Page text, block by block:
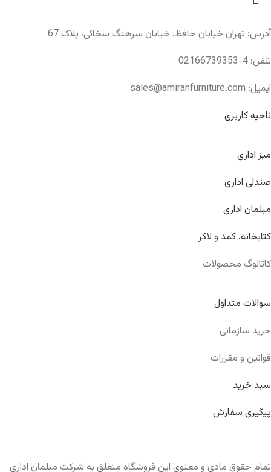
آدرس: تهران خیابان حافظ، خیابان سرهنگ سخائی، پلاک 67
تلفن: 4-02166739353
ایمیل: sales@amiranfurniture.com
ناحیه کاربری
میز اداری
صندلی اداری
مبلمان اداری
کتابخانه، کمد و لاکر
کاتالوگ محصولات
سوالات متداول
خرید سازمانی
قوانین و مقررات
سبد خرید
پیگیری سفارش
تمام حقوق مادی و معنوی این فروشگاه متعلق به شرکت مبلمان اداری